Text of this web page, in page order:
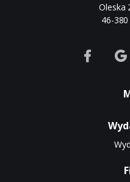
Oleska
46-